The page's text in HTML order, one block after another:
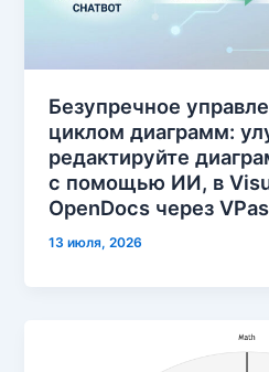
Безупречное
циклом диаграмм:
редактируйте
с помощью ИИ, в
OpenDocs через
13 июля, 2026